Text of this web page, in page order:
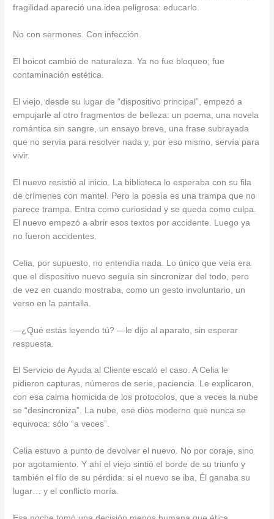
fragilidad apareció una idea peligrosa: educarlo.
No con sermones. Con infección.
El boicot cambió de naturaleza. Ya no fue bloqueo; fue
contaminación estética.
El viejo, desde su lugar de “dispositivo principal”, empezó a
empujarle al otro fragmentos de belleza: un poema, una novela
romántica sin sangre, un ensayo breve, una frase subrayada
que no servía para resolver nada y, por eso mismo, servía para
vivir.
El nuevo resistió al inicio. La biblioteca lo esperaba con su fila
de crímenes con mantel. Pero la poesía es una trampa que no
parece trampa. Entra como curiosidad y se queda como culpa.
El nuevo empezó a abrir esos textos por accidente. Luego ya
no fueron accidentes.
Celia, por supuesto, no entendía nada. Lo único que veía era
que el dispositivo nuevo seguía sin sincronizar del todo, pero
de vez en cuando mostraba, como un gesto involuntario, un
verso en la pantalla.
—¿Qué estás leyendo tú? —le dijo al aparato, sin esperar
respuesta.
El Servicio de Ayuda al Cliente escaló el caso. A Celia le
pidieron capturas, números de serie, paciencia. Le explicaron,
con esa calma homicida de los protocolos, que a veces la nube
se “desincroniza”. La nube, ese dios moderno que nunca se
equivoca: sólo “a veces”.
Celia estuvo a punto de devolver el nuevo. No por coraje, sino
por agotamiento. Y ahí el viejo sintió el borde de su triunfo y
también el filo de su pérdida: si el nuevo se iba, Él ganaba su
lugar… y el conflicto moría.